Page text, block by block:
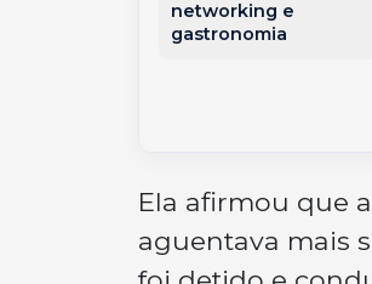
networking e
gastronomia
Ela afirmou que
aguentava mais